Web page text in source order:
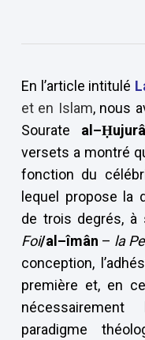
En l’article intitulé
et en Islam, nous
Sourate al–
versets a montré
fonction du
lequel propose la
de trois degrés, à
Foi/al–îmân – la
conception,
première et, en
paradigme